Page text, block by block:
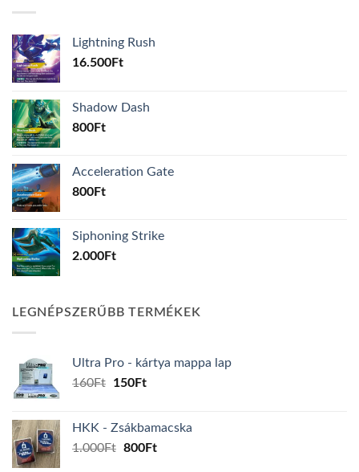
Lightning Rush
16.500Ft
Shadow Dash
800Ft
Acceleration Gate
800Ft
Siphoning Strike
2.000Ft
LEGNÉPSZERŰBB TERMÉKEK
Ultra Pro - kártya mappa lap
160Ft
Original
160Ft.
150FtCurrent
150Ft.
HKK - Zsákbamacska
1.000Ft Original
800FtCurrent